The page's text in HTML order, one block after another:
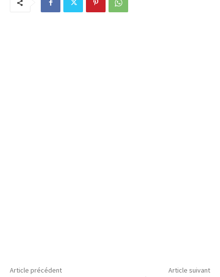
Article précédent Article suivant